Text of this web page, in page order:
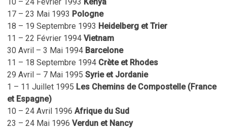
17 – 23 Mai 1993 Pologne
18 – 19 Septembre 1993 Heidelberg et Trier
11 – 22 Février 1994 Vietnam
30 Avril – 3 Mai 1994 Barcelone
11 – 18 Septembre 1994 Crète et Rhodes
29 Avril – 7 Mai 1995 Syrie et Jordanie
1 – 11 Juillet 1995 Les Chemins de Compostelle (France
et Espagne)
10 – 24 Avril 1996 Afrique du Sud
23 – 24 Mai 1996 Verdun et Nancy